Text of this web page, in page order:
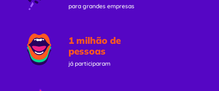
para grandes empresas
1 milhão de
pessoas
já participaram